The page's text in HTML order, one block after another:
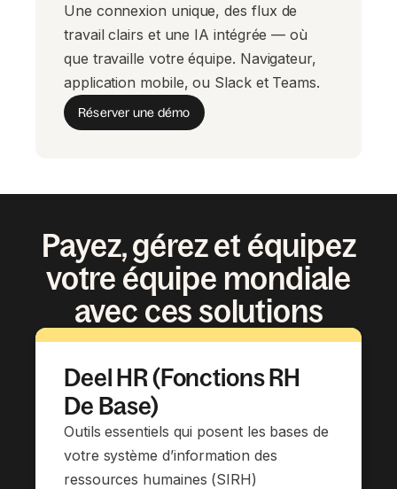
Une connexion unique, des flux de
travail clairs et une IA intégrée — où
que travaille votre équipe. Navigateur,
application mobile, ou Slack et Teams.
Réserver une démo
Payez, gérez et équipez
votre équipe mondiale
avec ces solutions
Deel HR (Fonctions RH
De Base)
Outils essentiels qui posent les bases de
votre système d’information des
ressources humaines (SIRH)